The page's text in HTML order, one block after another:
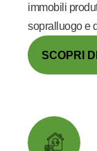
immobili
sopralluogo e
SCOPRI